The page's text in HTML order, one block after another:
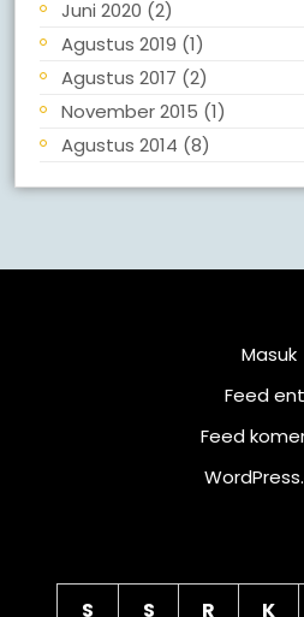
Juni 2020 (2)
Agustus 2019 (1)
Agustus 2017 (2)
November 2015 (1)
Agustus 2014 (8)
Masuk
Feed
Feed
S S R K